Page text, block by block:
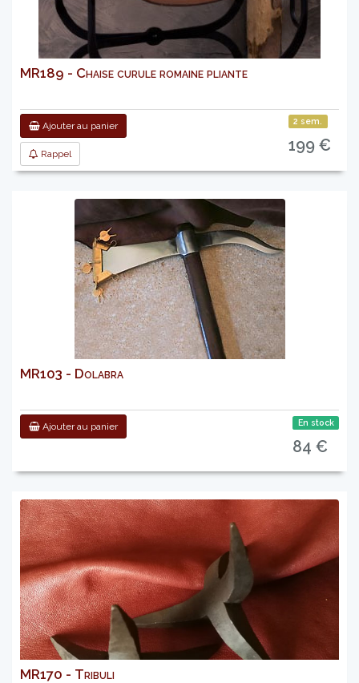
MR189 - Chaise curule romaine pliante
Ajouter au panier
Rappel
2 sem.
199 €
MR103 - Dolabra
Ajouter au panier En stock
84 €
MR170 - Tribuli